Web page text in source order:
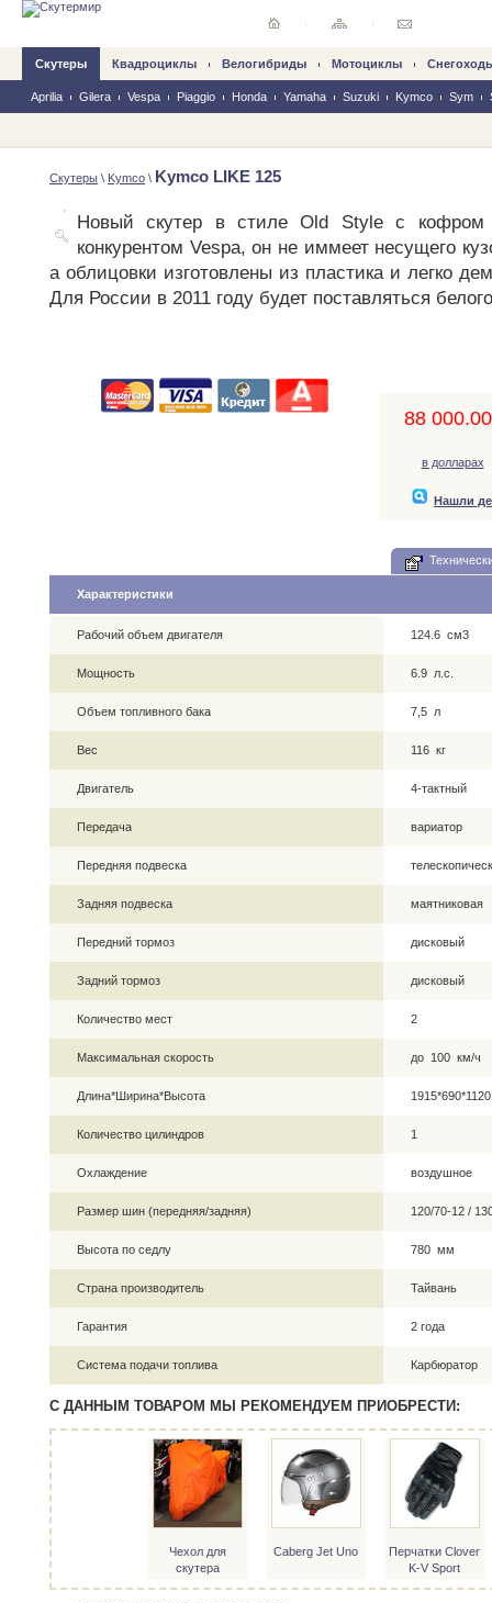
Скутеры
Aprilia Gilera Vespa Piaggio Honda Yamaha Suzuki Kymco Sym
Квадроциклы Велогибриды Mотоциклы
Скутеры \ Kymco \ Kymco LIKE 125
Новый скутер в стиле Old Style с кофром
конкурентом Vespa, он не иммеет несущего
а облицовки изготовлены из пластика и легко
Для России в 2011 году будет поставляться
88
в долларах
Нашли
Характеристики
Рабочий объем двигателя 124.6 см3
Мощность 6.9 л.с.
Объем топливного бака 7,5 л
Вес 116 кг
Двигатель 4-тактный
Передача вариатор
Передняя подвеска
Задняя подвеска маятниковая
Передний тормоз дисковый
Задний тормоз дисковый
Количество мест 2
Максимальная скорость до 100 км/ч
Длина*Ширина*Высота
Количество цилиндров 1
Охлаждение воздушное
Размер шин (передняя/задняя) 120/70-12 /
Высота по седлу 780 мм
Страна производитель Тайвань
Гарантия 2 года
Система подачи топлива Карбюратор
С ДАННЫМ ТОВАРОМ МЫ РЕКОМЕНДУЕМ ПРИОБРЕСТИ:
Чехол для
скутера
Caberg Jet Uno
Перчатки Clover
K-V Sport